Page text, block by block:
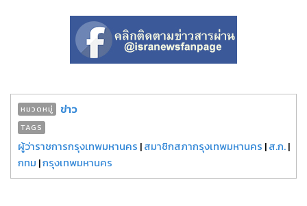
หมวดหมู่ ข่าว
TAGS
ผู้ว่าราชการกรุงเทพมหานคร |สมาชิกสภากรุงเทพมหานคร |ส.ก.|
กทม |กรุงเทพมหานคร